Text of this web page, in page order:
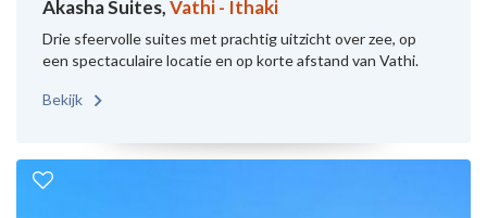
Akasha Suites,Vathi - Ithaki
Drie sfeervolle suites met prachtig uitzicht over zee, op
een spectaculaire locatie en op korte afstand van Vathi.
Bekijk